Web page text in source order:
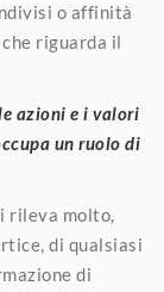
o affinità
riguarda il
azioni e i valori
un ruolo di
rileva molto,
di qualsiasi
di